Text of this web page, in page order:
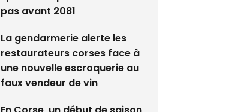
pas avant 2081
La gendarmerie alerte les
restaurateurs corses face à
une nouvelle escroquerie au
faux vendeur de vin